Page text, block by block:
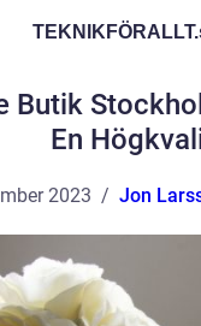
TEKNIKFÖRALLT.
Butik
En
2023 Jon